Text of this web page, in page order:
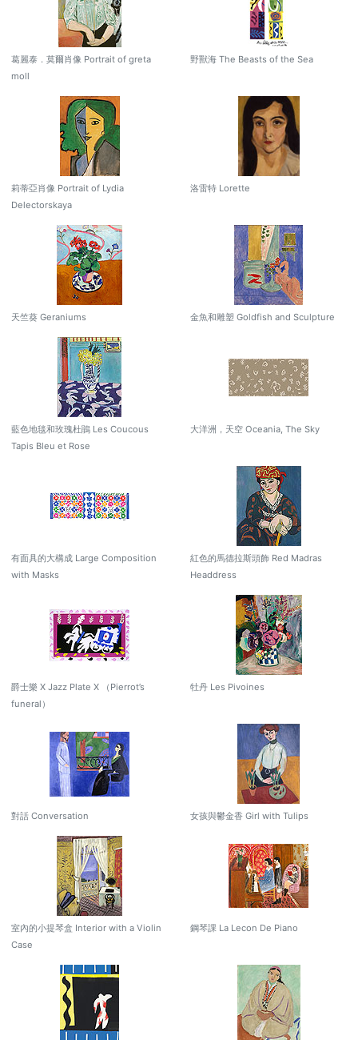
葛麗泰．莫爾肖像 Portrait of greta
moll
野獸海 The Beasts of the Sea
莉蒂亞肖像 Portrait of Lydia
Delectorskaya
洛雷特 Lorette
天竺葵 Geraniums 金魚和雕塑 Goldfish and Sculpture
藍色地毯和玫瑰杜鵑 Les Coucous
Tapis Bleu et Rose
大洋洲，天空 Oceania, The Sky
有面具的大構成 Large Composition
with Masks
紅色的馬德拉斯頭飾 Red Madras
Headdress
爵士樂 X Jazz Plate X （Pierrot’s
funeral）
牡丹 Les Pivoines
對話 Conversation 女孩與鬱金香 Girl with Tulips
室內的小提琴盒 Interior with a Violin
Case
鋼琴課 La Lecon De Piano